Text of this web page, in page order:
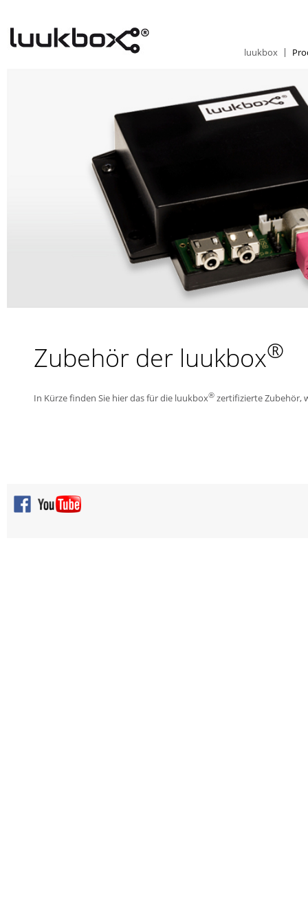
luukbox
Zubehör der luukbox®
In Kürze finden Sie hier das für die luukbox® zertifizierte Zubehör,